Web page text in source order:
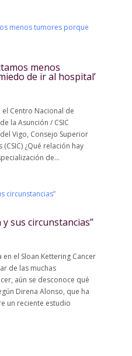
menos
de ir al hospital’
el Centro Nacional de
la Asunción / CSIC
Vigo, Consejo Superior
¿Qué relación hay
de...
sus circunstancias”
el Sloan Kettering Cancer
de las muchas
aún se desconoce qué
Direna Alonso, que ha
un reciente estudio